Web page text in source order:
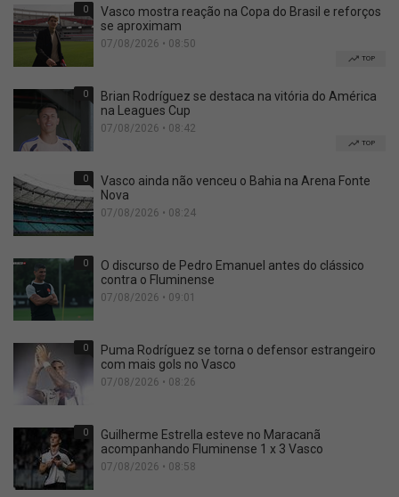
0
Vasco mostra reação na Copa do Brasil e reforços
se aproximam
07/08/2026 • 08:50
TOP
0
Brian Rodríguez se destaca na vitória do América
na Leagues Cup
07/08/2026 • 08:42
TOP
0
Vasco ainda não venceu o Bahia na Arena Fonte
Nova
07/08/2026 • 08:24
0
O discurso de Pedro Emanuel antes do clássico
contra o Fluminense
07/08/2026 • 09:01
0
Puma Rodríguez se torna o defensor estrangeiro
com mais gols no Vasco
07/08/2026 • 08:26
0
Guilherme Estrella esteve no Maracanã
acompanhando Fluminense 1 x 3 Vasco
07/08/2026 • 08:58